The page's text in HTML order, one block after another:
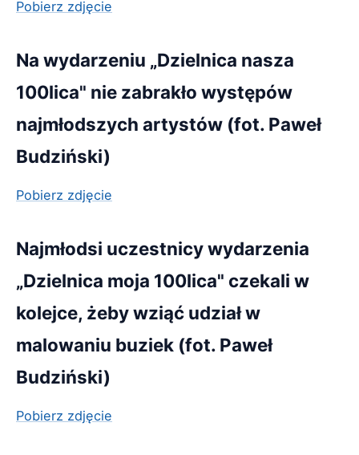
Pobierz zdjęcie
Na wydarzeniu „Dzielnica nasza
100lica" nie zabrakło występów
najmłodszych artystów (fot. Paweł
Budziński)
Pobierz zdjęcie
Najmłodsi uczestnicy wydarzenia
„Dzielnica moja 100lica" czekali w
kolejce, żeby wziąć udział w
malowaniu buziek (fot. Paweł
Budziński)
Pobierz zdjęcie